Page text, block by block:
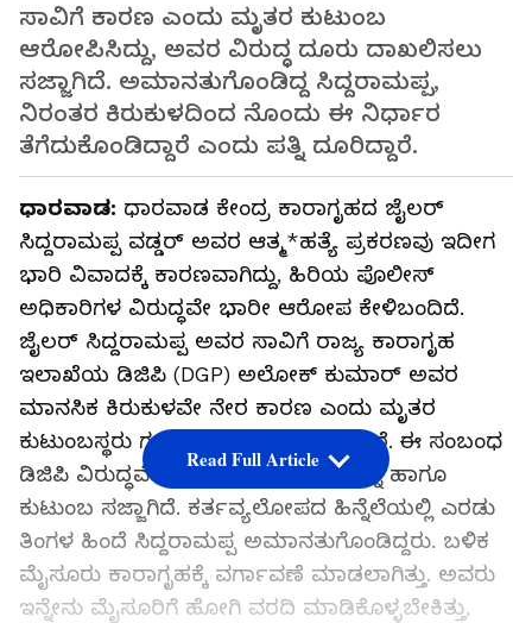
ಸಾವಿಗೆ ಕಾರಣ ಎಂದು ಮೃತರ ಕುಟುಂಬ
ಆರೋಪಿಸಿದ್ದು, ಅವರ ವಿರುದ್ಧ ದೂರು ದಾಖಲಿಸಲು
ಸಜ್ಜಾಗಿದೆ. ಅಮಾನತುಗೊಂಡಿದ್ದ ಸಿದ್ದರಾಮಪ್ಪ,
ನಿರಂತರ ಕಿರುಕುಳದಿಂದ ನೊಂದು ಈ ನಿರ್ಧಾರ
ತೆಗೆದುಕೊಂಡಿದ್ದಾರೆ ಎಂದು ಪತ್ನಿ ದೂರಿದ್ದಾರೆ.
ಧಾರವಾಡ: ಧಾರವಾಡ ಕೇಂದ್ರ ಕಾರಾಗೃಹದ ಜೈಲರ್
ಸಿದ್ದರಾಮಪ್ಪ ವಡ್ಡರ್ ಅವರ ಆತ್ಮ*ಹತ್ಯೆ ಪ್ರಕರಣವು ಇದೀಗ
ಭಾರಿ ವಿವಾದಕ್ಕೆ ಕಾರಣವಾಗಿದ್ದು, ಹಿರಿಯ ಪೊಲೀಸ್
ಅಧಿಕಾರಿಗಳ ವಿರುದ್ಧವೇ ಭಾರೀ ಆರೋಪ ಕೇಳಿಬಂದಿದೆ.
ಜೈಲರ್ ಸಿದ್ದರಾಮಪ್ಪ ಅವರ ಸಾವಿಗೆ ರಾಜ್ಯ ಕಾರಾಗೃಹ
ಇಲಾಖೆಯ ಡಿಜಿಪಿ (DGP) ಅಲೋಕ್ ಕುಮಾರ್ ಅವರ
ಮಾನಸಿಕ ಕಿರುಕುಳವೇ ನೇರ ಕಾರಣ ಎಂದು ಮೃತರ
ಕುಟುಂಬಸ್ಥರು ಗಂಭೀರ ಆರೋಪ ಮಾಡಿದ್ದಾರೆ. ಈ ಸಂಬಂಧ
ಡಿಜಿಪಿ ವಿರುದ್ಧವೇ ಪ್ರಕರಣ ದಾಖಲಿಸಲು ಪತ್ನಿ ಹಾಗೂ
ಕುಟುಂಬ ಸಜ್ಜಾಗಿದೆ. ಕರ್ತವ್ಯಲೋಪದ ಹಿನ್ನೆಲೆಯಲ್ಲಿ ಎರಡು
ತಿಂಗಳ ಹಿಂದೆ ಸಿದ್ದರಾಮಪ್ಪ ಅಮಾನತುಗೊಂಡಿದ್ದರು. ಬಳಿಕ
ಮೈಸೂರು ಕಾರಾಗೃಹಕ್ಕೆ ವರ್ಗಾವಣೆ ಮಾಡಲಾಗಿತ್ತು. ಅವರು
ಇನ್ನೇನು ಮೈಸೂರಿಗೆ ಹೋಗಿ ವರದಿ ಮಾಡಿಕೊಳ್ಳಬೇಕಿತ್ತು,
Read Full Article